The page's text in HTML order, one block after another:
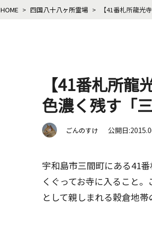
HOME > 四国八十八ヶ所霊場 > 【41番札所龍光
【41番札所
色濃く残す「
ごんのすけ 公開日
宇和島市三間町にある41
くぐってお寺に入ること
として親しまれる穀倉地帯